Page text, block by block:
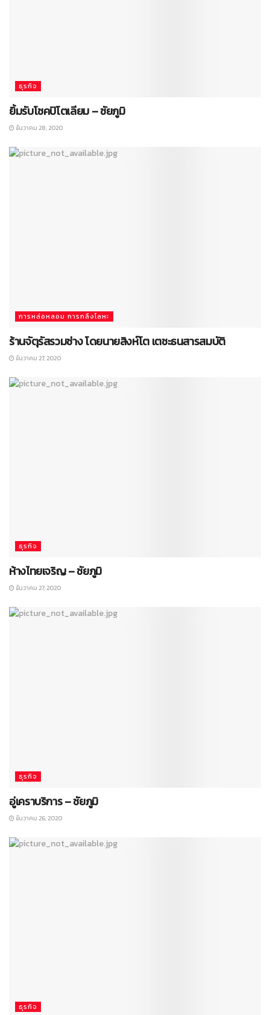
ธุรกิจ
ยิ้มรับโชคปิโตเลียม – ชัยภูมิ
ธันวาคม 28, 2020
การหล่อหลอม การกลึงโลหะ
ร้านจัตุรัสรวมช่าง โดยนายสิงห์โต เตชะธนสารสมบัติ
ธันวาคม 27, 2020
ธุรกิจ
ห้างไทยเจริญ – ชัยภูมิ
ธันวาคม 27, 2020
ธุรกิจ
อู่เคราบริการ – ชัยภูมิ
ธันวาคม 26, 2020
ธุรกิจ